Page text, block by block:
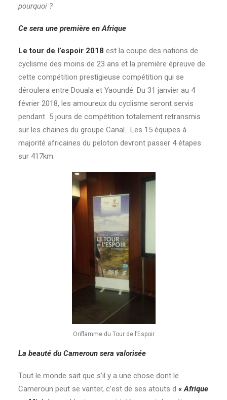
pourquoi ?
Ce sera une première en Afrique
Le tour de l’espoir 2018 est la coupe des nations de
cyclisme des moins de 23 ans et la première épreuve de
cette compétition prestigieuse compétition qui se
déroulera entre Douala et Yaoundé. Du 31 janvier au 4
février 2018, les amoureux du cyclisme seront servis
pendant 5 jours de compétition totalement retransmis
sur les chaines du groupe Canal. Les 15 équipes à
majorité africaines du peloton devront passer 4 étapes
sur 417km.
Oriflamme du Tour de l’Espoir
La beauté du Cameroun sera valorisée
Tout le monde sait que s’il y a une chose dont le
Cameroun peut se vanter, c’est de ses atouts d « Afrique